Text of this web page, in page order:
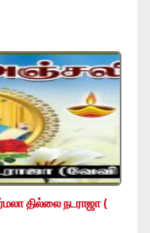
தில்லை நடராஜா (